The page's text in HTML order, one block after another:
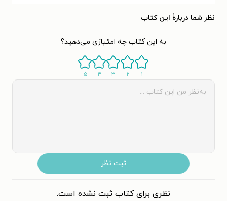
نظر شما دربارهٔ این کتاب
به این کتاب چه امتیازی می‌دهید؟
۱ ۲ ۳ ۴ ۵
ثبت نظر
نظری برای کتاب ثبت نشده است.